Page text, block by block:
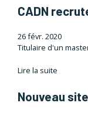
CADN
26 févr. 2020
Titulaire d'un
Lire la suite
Nouveau